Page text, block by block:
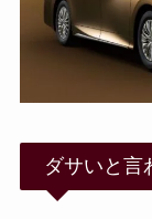
ダサいと言